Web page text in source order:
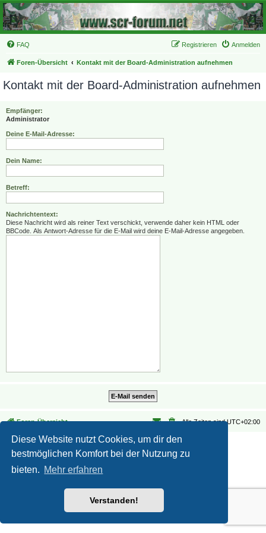
Diese Website nutzt Cookies, um dir den
bestmöglichen Komfort bei der Nutzung zu
bieten. Mehr erfahren
Verstanden!
FAQ Anmelden
Registrieren
Foren-Übersicht Kontakt mit der Board-Administration aufnehmen
Kontakt mit der Board-Administration aufnehmen
Empfänger:
Administrator
Deine E-Mail-Adresse:
Dein Name:
Betreff:
Nachrichtentext:
Diese Nachricht wird als reiner Text verschickt, verwende daher kein HTML oder
BBCode. Als Antwort-Adresse für die E-Mail wird deine E-Mail-Adresse angegeben.
Foren-Übersicht Alle Zeiten sindUTC+02:00
Datenschutz|Nutzungsbedingungen